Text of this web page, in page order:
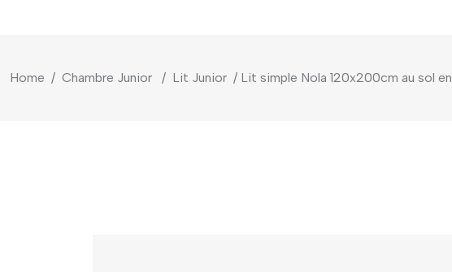
Home / Chambre Junior / Lit Junior / Lit simple Nola 120x200cm au sol